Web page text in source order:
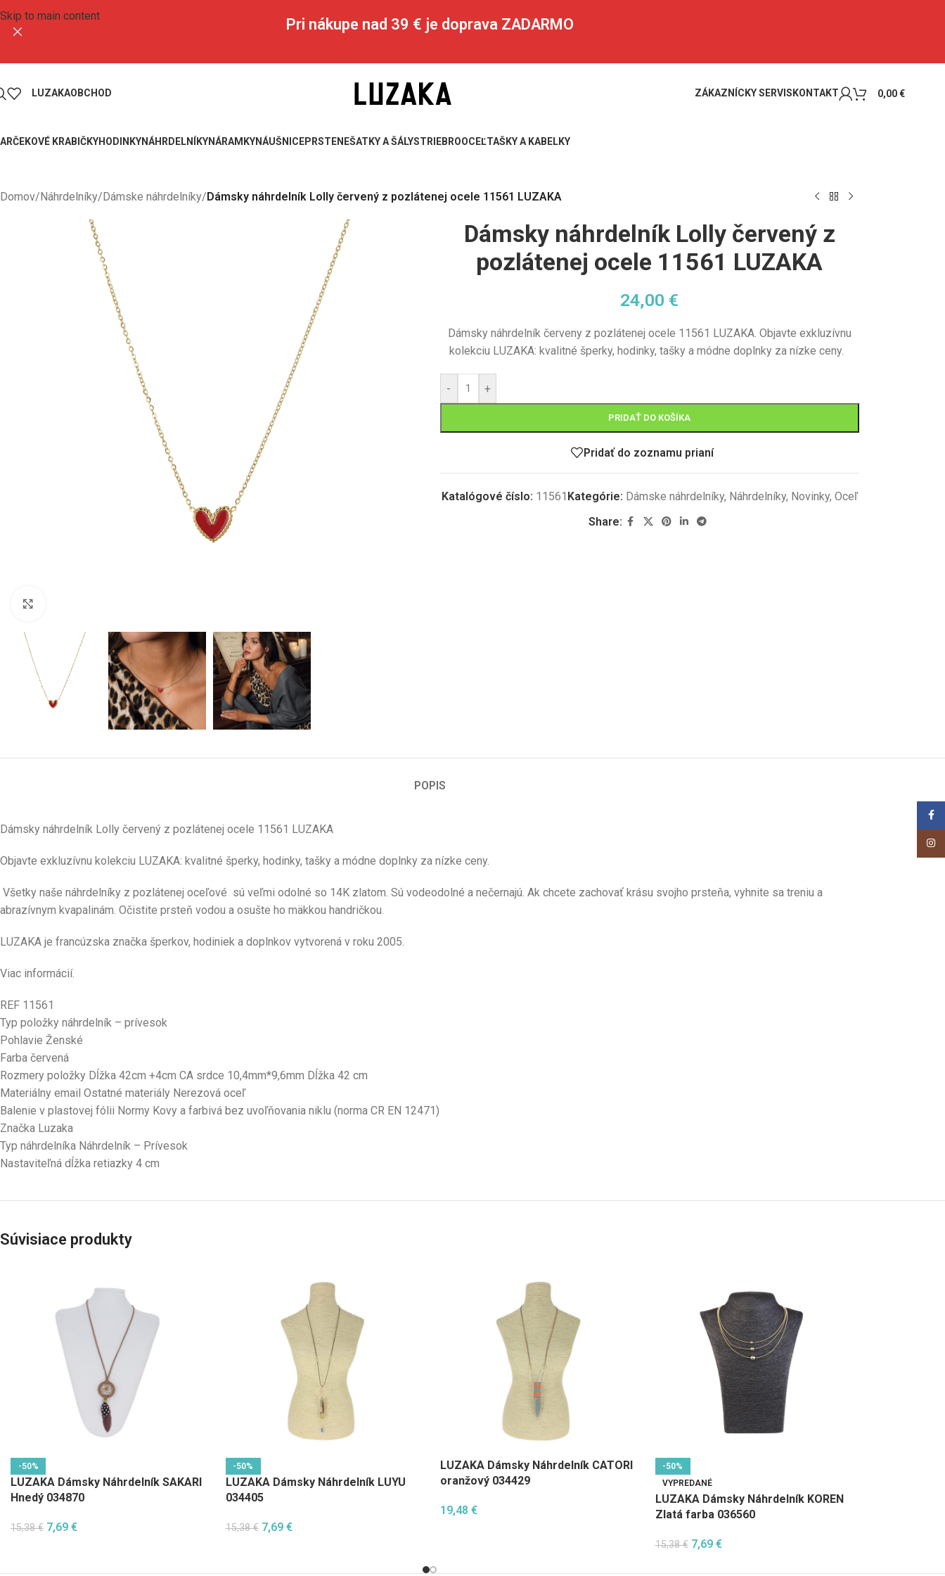
Skip to main content Pri nákupe nad 39 € je doprava ZADARMO
LUZAKAOBCHOD ZÁKAZNÍCKY SERVIS KONTAKT 0,00€
KRABIČKYHODINKYNÁHRDELNÍKYNÁRAMKYNÁUŠNICEPRSTENEŠATKY A ŠÁLYSTRIEBROOCEĽTAŠKY A KABELKY
Domov/Náhrdelníky/Dámske náhrdelníky/Dámsky náhrdelník Lolly červený z pozlátenej ocele 11561 LUZAKA
Dámsky náhrdelník Lolly červený z
pozlátenej ocele 11561 LUZAKA
24,00 €
Dámsky náhrdelník červeny z pozlátenej ocele 11561 LUZAKA. Objavte exkluzívnu
kolekciu LUZAKA: kvalitné šperky, hodinky, tašky a módne doplnky za nízke ceny.
- +
PRIDAŤ DO KOŠÍKA
Pridať do zoznamu prianí
Katalógové číslo: 11561 Kategórie: Dámske náhrdelníky, Náhrdelníky, Novinky, Oceľ
Share:
POPIS
Dámsky náhrdelník Lolly červený z pozlátenej ocele 11561 LUZAKA
Objavte exkluzívnu kolekciu LUZAKA: kvalitné šperky, hodinky, tašky a módne doplnky za nízke ceny.
Všetky naše náhrdelníky z pozlátenej oceľové sú veľmi odolné so 14K zlatom. Sú vodeodolné a nečernajú. Ak chcete zachovať krásu svojho prsteňa, vyhnite sa treniu a
abrazívnym kvapalinám. Očistite prsteň vodou a osušte ho mäkkou handričkou.
LUZAKA je francúzska značka šperkov, hodiniek a doplnkov vytvorená v roku 2005.
Viac informácií.
REF 11561
Typ položky náhrdelník – prívesok
Pohlavie Ženské
Farba červená
Rozmery položky Dĺžka 42cm +4cm CA srdce 10,4mm*9,6mm Dĺžka 42 cm
Materiálny email Ostatné materiály Nerezová oceľ
Balenie v plastovej fólii Normy Kovy a farbivá bez uvoľňovania niklu (norma CR EN 12471)
Značka Luzaka
Typ náhrdelníka Náhrdelník – Prívesok
Nastaviteľná dĺžka retiazky 4 cm
Súvisiace produkty
-50%
LUZAKA Dámsky Náhrdelník SAKARI
Hnedý 034870
15,38€ 7,69 €
-50%
LUZAKA Dámsky Náhrdelník LUYU
034405
15,38€ 7,69 €
LUZAKA Dámsky Náhrdelník CATORI
oranžový 034429
19,48 €
-50%
VYPREDANÉ
LUZAKA Dámsky Náhrdelník KOREN
Zlatá farba 036560
15,38€ 7,69 €